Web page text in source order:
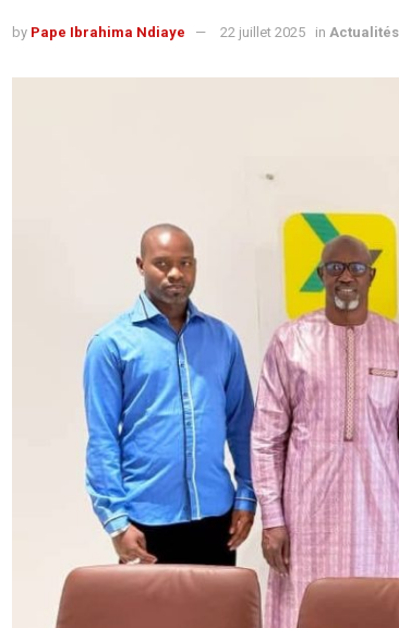
by Pape Ibrahima Ndiaye 22 juillet 2025 in Actualités